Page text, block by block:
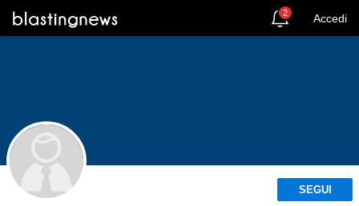
2 Accedi
SEGUI